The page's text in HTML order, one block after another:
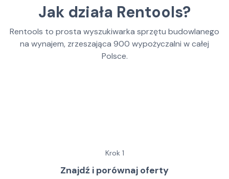
Jak działa Rentools?
Rentools to prosta wyszukiwarka sprzętu budowlanego
na wynajem, zrzeszająca 900 wypożyczalni w całej
Polsce.
Krok 1
Znajdź i porównaj oferty